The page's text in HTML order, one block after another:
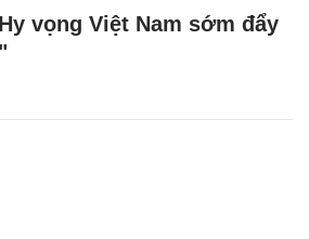
vọng Việt Nam sớm đẩy